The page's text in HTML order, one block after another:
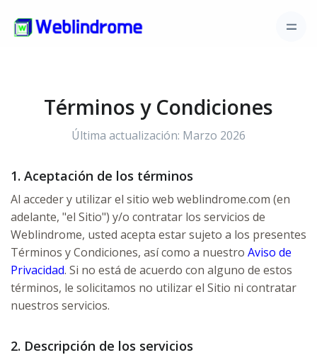
Términos y Condiciones
Última actualización: Marzo 2026
1. Aceptación de los términos
Al acceder y utilizar el sitio web weblindrome.com (en
adelante, "el Sitio") y/o contratar los servicios de
Weblindrome, usted acepta estar sujeto a los presentes
Términos y Condiciones, así como a nuestro Aviso de
Privacidad. Si no está de acuerdo con alguno de estos
términos, le solicitamos no utilizar el Sitio ni contratar
nuestros servicios.
2. Descripción de los servicios